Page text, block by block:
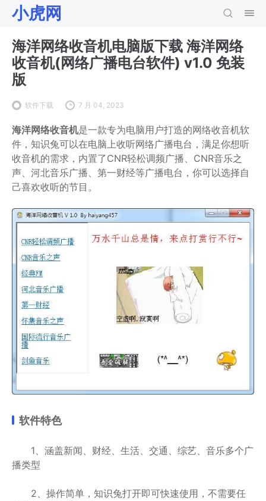
小虎网
海洋网络收音机电脑版下载 海洋网络
收音机(网络广播电台软件) v1.0 免装
版
软件下载 7 月 04, 2023
海洋网络收音机是一款专为电脑用户打造的网络收音机软
件，知识兔可以在电脑上收听网络广播电台，满足你想听
收音机的需求，内置了CNR轻松调频广播、CNR音乐之
声、河北音乐广播、第一财经等广播电台，你可以选择自
己喜欢收听的节目。
软件特色
1、涵盖新闻、财经、生活、交通、综艺、音乐多个广
播类型
2、操作简单，知识兔打开即可快速使用，不需要任